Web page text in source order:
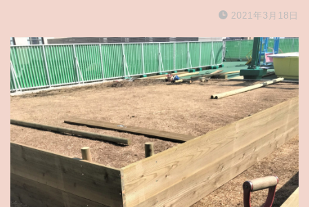
2021年3月18日